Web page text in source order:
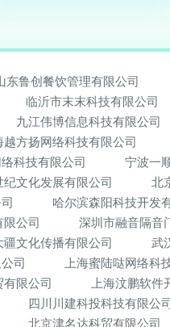
东鲁创餐饮管理有限公司
临沂市末末科技有限公司
九江伟博信息科技有限公司
越方扬网络科技有限公司
络科技有限公司 宁波一
纪文化发展有限公司 北
哈尔滨森阳科技开发
限公司 深圳市融音隔音
疆文化传播有限公司 武
司 上海蜜陆哒网络科
限公司 上海汶鹏软
四川川建科投科技有限公
北京津名达科贸有限公司